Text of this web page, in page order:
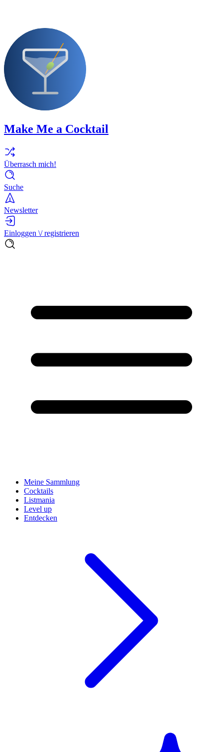
Make Me a Cocktail
Überrasch mich!
Suche
Newsletter
Einloggen \/ registrieren
Meine Sammlung
Cocktails
Listmania
Level up
Entdecken